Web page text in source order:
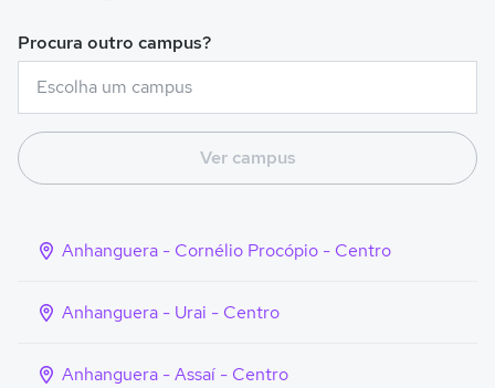
Procura outro campus?
Ver campus
Anhanguera - Cornélio Procópio - Centro
Anhanguera - Urai - Centro
Anhanguera - Assaí - Centro